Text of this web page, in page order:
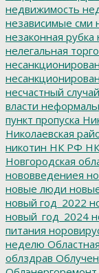
недвижимость
независимые сми
незаконная рубка
нелегальная
несчастный случай
власти
пункт пропуска
Николаевская
никотин НК РФ
Новгородская
нововведениея
новые люди
новый год_2022
новый_год_2024
питания
неделю
облздрав